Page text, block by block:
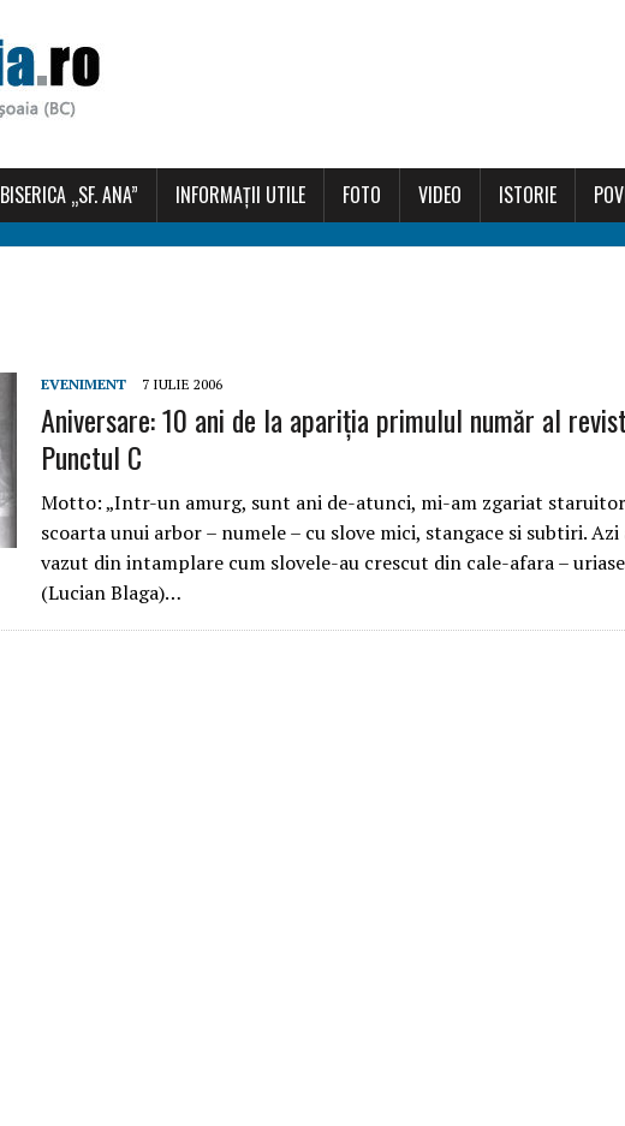
BISERICA „SF. ANA” INFORMAȚII UTILE FOTO VIDEO ISTORIE
EVENIMENT 7 IULIE 2006
Aniversare: 10 ani de la apariția primulul număr al
Punctul C
Motto: „Intr-un amurg, sunt ani de-atunci, mi-am zgariat
scoarta unui arbor – numele – cu slove mici, stangace si subtiri. Azi
vazut din intamplare cum slovele-au crescut din cale-afara –
(Lucian Blaga)…